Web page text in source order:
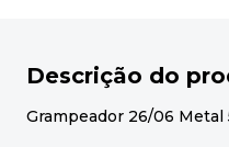
Descrição do
Grampeador 26/06 Metal